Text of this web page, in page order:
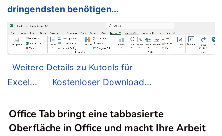
dringendsten benötigen...
Weitere Details zu Kutools für
Excel...
Kostenloser Download...
Office Tab bringt eine tabbasierte
Oberfläche in Office und macht Ihre Arbeit